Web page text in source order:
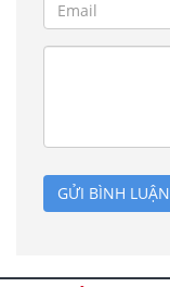
GỬI BÌNH LUẬN